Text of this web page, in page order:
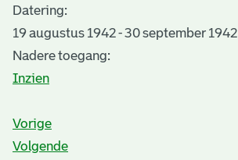
Datering:
19 augustus 1942 - 30 september 1942
Nadere toegang:
Inzien
Vorige
Volgende